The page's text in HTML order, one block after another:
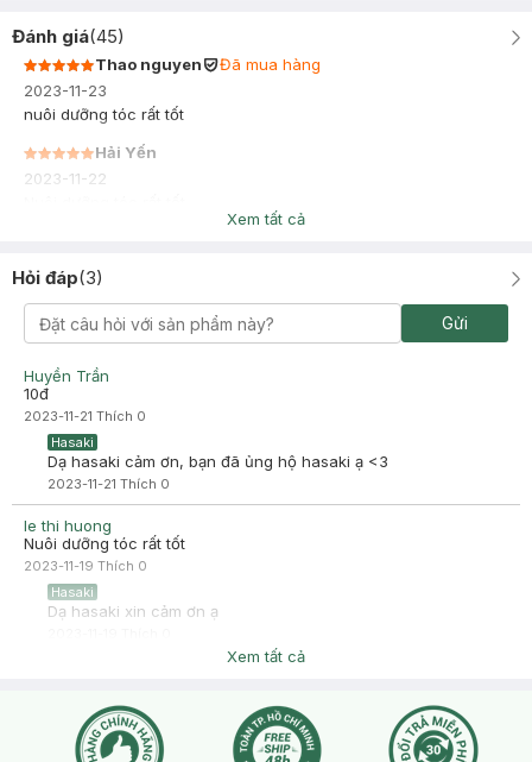
Đánh giá(45)
Thao nguyen
Đã mua hàng
2023-11-23
nuôi dưỡng tóc rất tốt
Hải Yến
2023-11-22
Xem tất cả
Hỏi đáp(3)
Gửi
Huyền Trần
10đ
2023-11-21 Thích 0
Hasaki
Dạ hasaki cảm ơn, bạn đã ủng hộ hasaki ạ <3
2023-11-21 Thích 0
le thi huong
Nuôi dưỡng tóc rất tốt
2023-11-19 Thích 0
Hasaki
Dạ hasaki xin cảm ơn ạ
Xem tất cả